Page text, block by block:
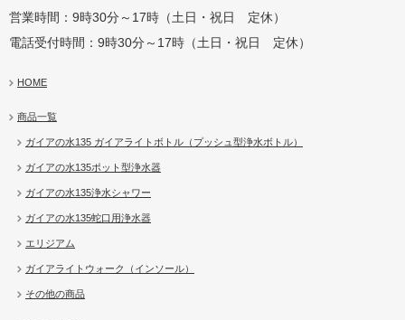
営業時間：9時30分～17時（土日・祝日 定休）
電話受付時間：9時30分～17時（土日・祝日 定休）
HOME
商品一覧
ガイアの水135 ガイアライトボトル（プッシュ型浄水ボトル）
ガイアの水135ポット型浄水器
ガイアの水135浄水シャワー
ガイアの水135蛇口用浄水器
エリジアム
ガイアライトウォーク（インソール）
その他の商品